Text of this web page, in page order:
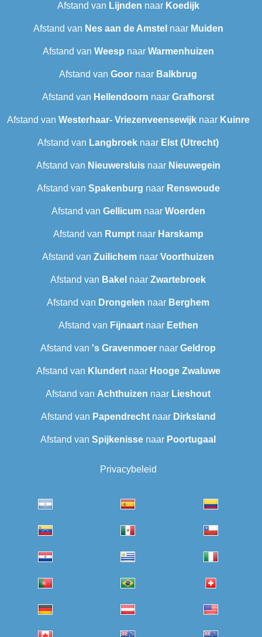
Afstand van Lijnden naar Koedijk
Afstand van Nes aan de Amstel naar Muiden
Afstand van Weesp naar Warmenhuizen
Afstand van Goor naar Balkbrug
Afstand van Hellendoorn naar Grafhorst
Afstand van Westerhaar- Vriezenveensewijknaar Kuinre
Afstand van Langbroek naar Elst (Utrecht)
Afstand van Nieuwersluisnaar Nieuwegein
Afstand van Spakenburg naar Renswoude
Afstand van Gellicumnaar Woerden
Afstand van Rumptnaar Harskamp
Afstand van Zuilichem naar Voorthuizen
Afstand van Bakel naar Zwartebroek
Afstand van Drongelen naar Berghem
Afstand van Fijnaartnaar Eethen
Afstand van 's Gravenmoer naar Geldrop
Afstand van Klundertnaar Hooge Zwaluwe
Afstand van Achthuizen naar Lieshout
Afstand van Papendrechtnaar Dirksland
Afstand van Spijkenisse naar Poortugaal
Privacybeleid